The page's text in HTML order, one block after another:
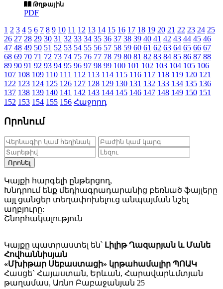
Թղթային
PDF
1 2 3 4 5 6 7 8 9 10 11 12 13 14 15 16 17 18 19 20 21 22 23 24 25
26 27 28 29 30 31 32 33 34 35 36 37 38 39 40 41 42 43 44 45 46
47 48 49 50 51 52 53 54 55 56 57 58 59 60 61 62 63 64 65 66 67
68 69 70 71 72 73 74 75 76 77 78 79 80 81 82 83 84 85 86 87 88
89 90 91 92 93 94 95 96 97 98 99 100 101 102 103 104 105 106
107 108 109 110 111 112 113 114 115 116 117 118 119 120 121
122 123 124 125 126 127 128 129 130 131 132 133 134 135 136
137 138 139 140 141 142 143 144 145 146 147 148 149 150 151
152 153 154 155 156 Հաջորդ
Որոնում
Որոնել
Կայքի հարգելի ընթերցող,
Խնդրում ենք մեդիագրադարանից բեռնած ֆայլերը
այլ ցանցեր տեղափոխելուց անպայման նշել
աղբյուրը:
Շնորհակալություն
Կայքը պատրաստել են՝ Լիլիթ Ղազարյան և Մանե
Հովհաննիսյան
«Մխիթար Սեբաստացի» կրթահամալիր ՊՈԱԿ
Հասցե` Հայաստան, Երևան, Հարավարևմտյան
թաղամաս, Առնո Բաբաջանյան 25